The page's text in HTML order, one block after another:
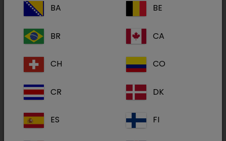
akuter Exazerbationen einer rezidivierenden
Staphylococcus pseudintermediusund
BA BE
BR CA
CH CO
CR DK
ES FI